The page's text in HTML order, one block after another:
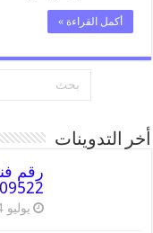
أكمل القراءة »
أخر التدوينات
99009522 كشف
يوليو 4, 2026